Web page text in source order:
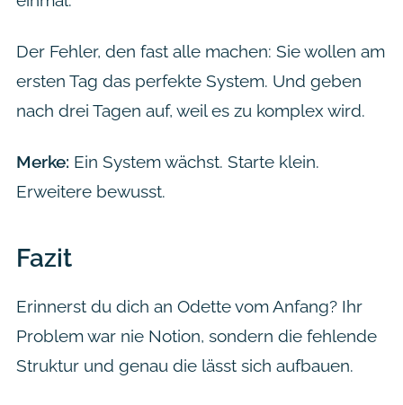
Der Fehler, den fast alle machen: Sie wollen am
ersten Tag das perfekte System. Und geben
nach drei Tagen auf, weil es zu komplex wird.
Merke: Ein System wächst. Starte klein.
Erweitere bewusst.
Fazit
Erinnerst du dich an Odette vom Anfang? Ihr
Problem war nie Notion, sondern die fehlende
Struktur und genau die lässt sich aufbauen.